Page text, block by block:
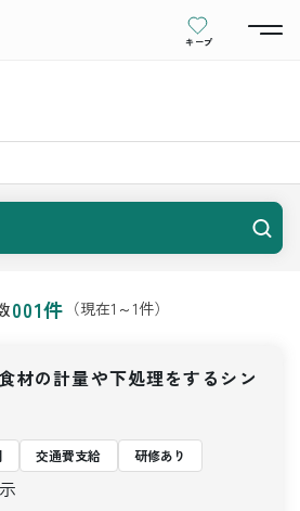
キープ
001件 （現在1 ～1件）
材の計量や下処理をするシン
交通費支給
研修あり